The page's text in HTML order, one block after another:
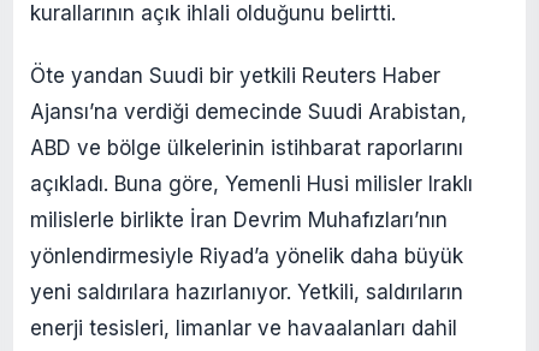
kurallarının açık ihlali olduğunu belirtti.
Öte yandan Suudi bir yetkili Reuters Haber
Ajansı’na verdiği demecinde Suudi Arabistan,
ABD ve bölge ülkelerinin istihbarat raporlarını
açıkladı. Buna göre, Yemenli Husi milisler Iraklı
milislerle birlikte İran Devrim Muhafızları’nın
yönlendirmesiyle Riyad’a yönelik daha büyük
yeni saldırılara hazırlanıyor. Yetkili, saldırıların
enerji tesisleri, limanlar ve havaalanları dahil